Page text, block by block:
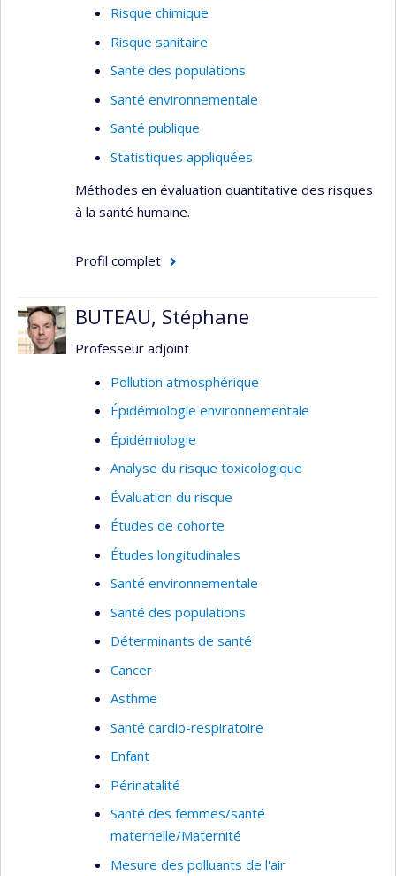
Risque chimique
Risque sanitaire
Santé des populations
Santé environnementale
Santé publique
Statistiques appliquées
Méthodes en évaluation quantitative des risques
à la santé humaine.
Profil complet
BUTEAU, Stéphane
Professeur adjoint
Pollution atmosphérique
Épidémiologie environnementale
Épidémiologie
Analyse du risque toxicologique
Évaluation du risque
Études de cohorte
Études longitudinales
Santé environnementale
Santé des populations
Déterminants de santé
Cancer
Asthme
Santé cardio-respiratoire
Enfant
Périnatalité
Santé des femmes/santé
maternelle/Maternité
Mesure des polluants de l'air